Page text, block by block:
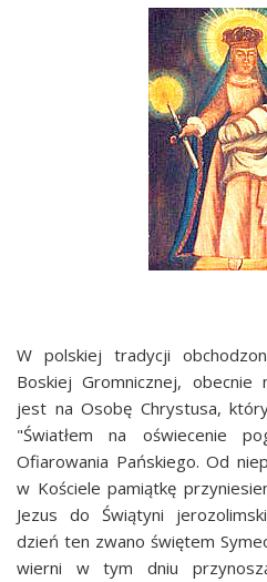
W polskiej tradycji
Boskiej Gromnicznej, obecnie
jest na Osobę Chrystusa,
"Światłem na oświecenie
Ofiarowania Pańskiego. Od
w Kościele pamiątkę
Jezus do Świątyni
dzień ten zwano świętem
wierni w tym dniu